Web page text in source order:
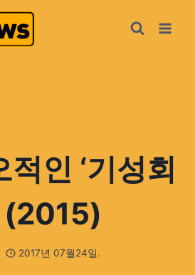
인 ‘기성회
(2015)
2017년 07월24일.